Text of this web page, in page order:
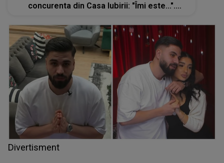
concurenta din Casa Iubirii: "Îmi este...".
Divertisment